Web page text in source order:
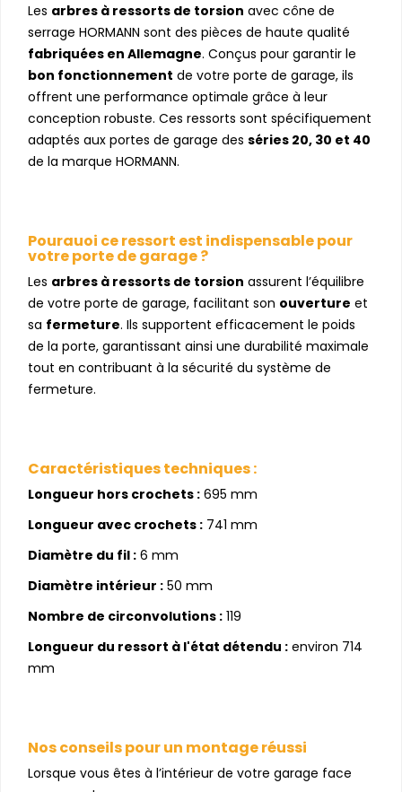
Les arbres à ressorts de torsion avec cône de
serrage HORMANN sont des pièces de haute qualité
fabriquées en Allemagne. Conçus pour garantir le
bon fonctionnement de votre porte de garage, ils
offrent une performance optimale grâce à leur
conception robuste. Ces ressorts sont spécifiquement
adaptés aux portes de garage des séries 20, 30 et 40
de la marque HORMANN.
Pourquoi ce ressort est indispensable pour
votre porte de garage ?
Les arbres à ressorts de torsion assurent l’équilibre
de votre porte de garage, facilitant son ouverture et
sa fermeture. Ils supportent efficacement le poids
de la porte, garantissant ainsi une durabilité maximale
tout en contribuant à la sécurité du système de
fermeture.
Caractéristiques techniques :
Longueur hors crochets : 695 mm
Longueur avec crochets : 741 mm
Diamètre du fil : 6 mm
Diamètre intérieur : 50 mm
Nombre de circonvolutions : 119
Longueur du ressort à l'état détendu : environ 714
mm
Nos conseils pour un montage réussi
Lorsque vous êtes à l’intérieur de votre garage face